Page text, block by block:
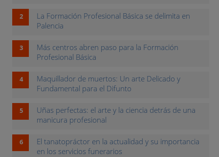
La Formación Profesional Básica se delimita en
Palencia
Más centros abren paso para la Formación
Profesional Básica
Maquillador de muertos: Un arte Delicado y
Fundamental para el Difunto
Uñas perfectas: el arte y la ciencia detrás de una
manicura profesional
El tanatopráctor en la actualidad y su importancia
en los servicios funerarios